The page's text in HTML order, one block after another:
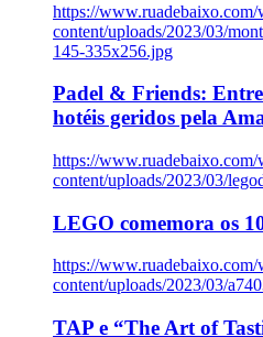
https://www.ruadebaixo.com/
content/uploads/2023/03/
145-335x256.jpg
Padel & Friends:
hotéis geridos pela
https://www.ruadebaixo.com/
content/uploads/2023/03/
LEGO comemora os
https://www.ruadebaixo.com/
content/uploads/2023/03/
TAP e “The Art of